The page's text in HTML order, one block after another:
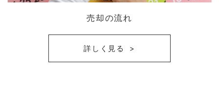
売却の流れ
詳しく見る